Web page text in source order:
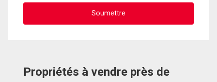
Propriétés à vendre près de